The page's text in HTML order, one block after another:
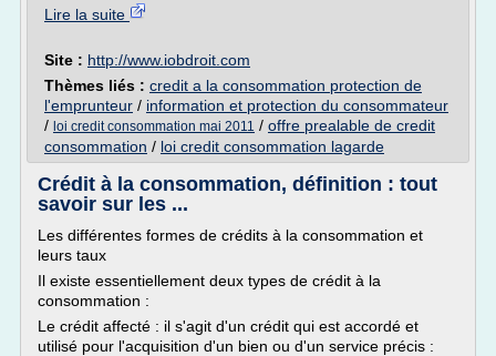
Lire la suite
Site : http://www.iobdroit.com
Thèmes liés : credit a la consommation protection de
l'emprunteur / information et protection du consommateur
/ loi credit consommation mai 2011 / offre prealable de credit
consommation / loi credit consommation lagarde
Crédit à la consommation, définition : tout
savoir sur les ...
Les différentes formes de crédits à la consommation et
leurs taux
Il existe essentiellement deux types de crédit à la
consommation :
Le crédit affecté : il s'agit d'un crédit qui est accordé et
utilisé pour l'acquisition d'un bien ou d'un service précis :